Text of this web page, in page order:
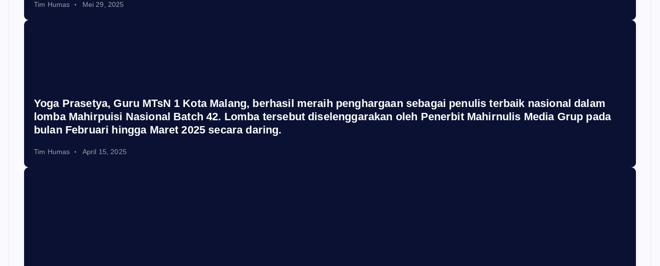
Tim Humas Mei 29, 2025
Yoga Prasetya, Guru MTsN 1 Kota Malang, berhasil meraih penghargaan sebagai penulis terbaik nasional dalam
lomba Mahirpuisi Nasional Batch 42. Lomba tersebut diselenggarakan oleh Penerbit Mahirnulis Media Grup pada
bulan Februari hingga Maret 2025 secara daring.
Tim Humas April 15, 2025